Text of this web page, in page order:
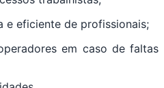
de profissionais;
em caso de faltas